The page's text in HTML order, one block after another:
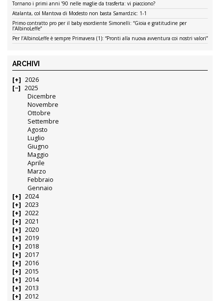
Tornano i primi anni ’90 nelle maglie da trasferta: vi piacciono?
Atalanta, col Mantova di Modesto non basta Samardzic: 1-1
Primo contratto pro per il baby esordiente Simonelli: “Gioia e gratitudine per
l’AlbinoLeffe”
Per l’AlbinoLeffe è sempre Primavera (1): “Pronti alla nuova avventura coi nostri valori”
ARCHIVI
2026
2025
Dicembre
Novembre
Ottobre
Settembre
Agosto
Luglio
Giugno
Maggio
Aprile
Marzo
Febbraio
Gennaio
2024
2023
2022
2021
2020
2019
2018
2017
2016
2015
2014
2013
2012